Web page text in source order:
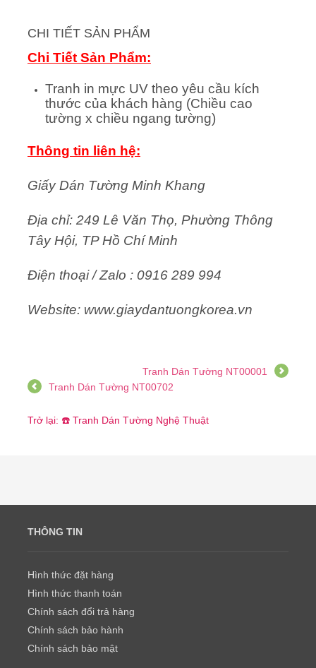
CHI TIẾT SẢN PHẨM
Chi Tiết Sản Phẩm:
Tranh in mực UV theo yêu cầu kích
thước của khách hàng (Chiều cao
tường x chiều ngang tường)
Thông tin liên hệ:
Giấy Dán Tường Minh Khang
Địa chỉ: 249 Lê Văn Thọ, Phường Thông
Tây Hội, TP Hồ Chí Minh
Điện thoại / Zalo : 0916 289 994
Website: www.giaydantuongkorea.vn
Tranh Dán Tường NT00001
Tranh Dán Tường NT00702
Trở lại: ☎️ Tranh Dán Tường Nghệ Thuật
THÔNG TIN
Hình thức đặt hàng
Hình thức thanh toán
Chính sách đổi trả hàng
Chính sách bảo hành
Chính sách bảo mật